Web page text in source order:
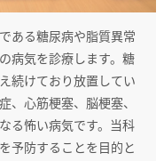
ある糖尿病や脂質異常
病気を診療します。糖
続けており放置してい
、心筋梗塞、脳梗塞、
る怖い病気です。当科
予防することを目的と